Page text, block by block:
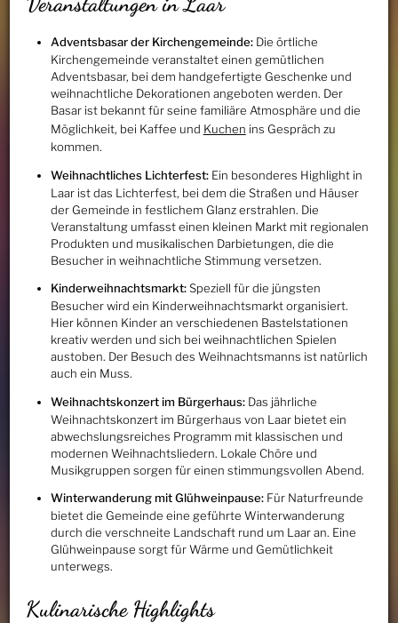
Adventsbasar der Kirchengemeinde:Die örtliche
Kirchengemeinde veranstaltet einen gemütlichen
Adventsbasar, bei dem handgefertigte Geschenke und
weihnachtliche Dekorationen angeboten werden. Der
Basar ist bekannt für seine familiäre Atmosphäre und die
Möglichkeit, bei Kaffee und Kuchen ins Gespräch zu
kommen.
Weihnachtliches Lichterfest:Ein besonderes Highlight in
Laar ist das Lichterfest, bei dem die Straßen und Häuser
der Gemeinde in festlichem Glanz erstrahlen. Die
Veranstaltung umfasst einen kleinen Markt mit regionalen
Produkten und musikalischen Darbietungen, die die
Besucher in weihnachtliche Stimmung versetzen.
Kinderweihnachtsmarkt:Speziell für die jüngsten
Besucher wird ein Kinderweihnachtsmarkt organisiert.
Hier können Kinder an verschiedenen Bastelstationen
kreativ werden und sich bei weihnachtlichen Spielen
austoben. Der Besuch des Weihnachtsmanns ist natürlich
auch ein Muss.
Weihnachtskonzert im Bürgerhaus:Das jährliche
Weihnachtskonzert im Bürgerhaus von Laar bietet ein
abwechslungsreiches Programm mit klassischen und
modernen Weihnachtsliedern. Lokale Chöre und
Musikgruppen sorgen für einen stimmungsvollen Abend.
Winterwanderung mit Glühweinpause:Für Naturfreunde
bietet die Gemeinde eine geführte Winterwanderung
durch die verschneite Landschaft rund um Laar an. Eine
Glühweinpause sorgt für Wärme und Gemütlichkeit
unterwegs.
Kulinarische Highlights